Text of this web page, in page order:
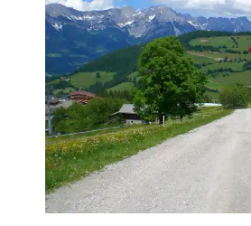
Claudiundmathias